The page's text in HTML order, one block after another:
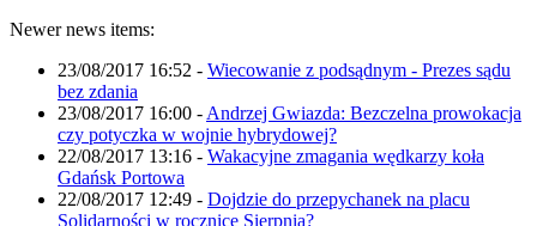
Newer news items:
23/08/2017 16:52 - Wiecowanie z podsądnym - Prezes sądu
bez zdania
23/08/2017 16:00 - Andrzej Gwiazda: Bezczelna prowokacja
czy potyczka w wojnie hybrydowej?
22/08/2017 13:16 - Wakacyjne zmagania wędkarzy koła
Gdańsk Portowa
22/08/2017 12:49 - Dojdzie do przepychanek na placu
Solidarności w rocznicę Sierpnia?